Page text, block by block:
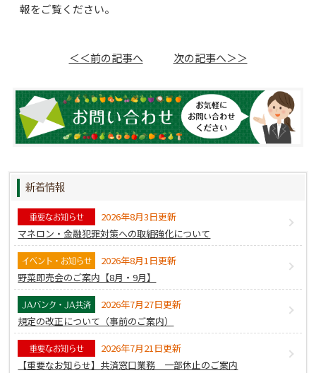
報をご覧ください。
＜＜前の記事へ 次の記事へ＞＞
新着情報
重要なお知らせ
2026年8月3日更新
マネロン・金融犯罪対策への取組強化について
イベント・お知らせ
2026年8月1日更新
野菜即売会のご案内【8月・9月】
JAバンク・JA共済
2026年7月27日更新
規定の改正について（事前のご案内）
重要なお知らせ
2026年7月21日更新
【重要なお知らせ】共済窓口業務 一部休止のご案内